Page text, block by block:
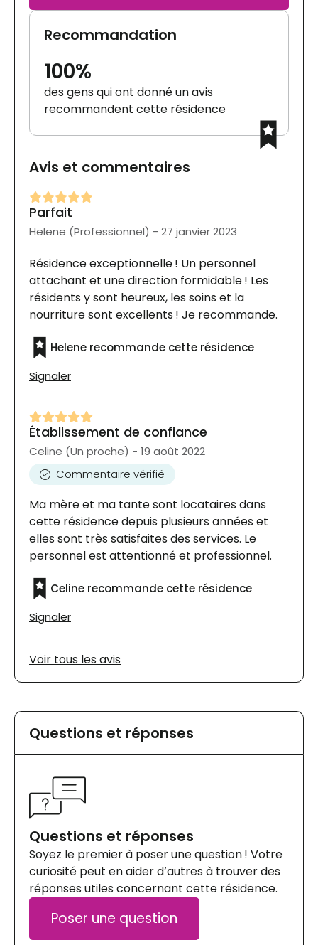
Recommandation
100%
des gens qui ont donné un avis
recommandent cette résidence
Avis et commentaires
Parfait
Helene (Professionnel) - 27 janvier 2023
Résidence exceptionnelle ! Un personnel
attachant et une direction formidable ! Les
résidents y sont heureux, les soins et la
nourriture sont excellents ! Je recommande.
Helene recommande cette résidence
Signaler
Établissement de confiance
Celine (Un proche) - 19 août 2022
Commentaire vérifié
Ma mère et ma tante sont locataires dans
cette résidence depuis plusieurs années et
elles sont très satisfaites des services. Le
personnel est attentionné et professionnel.
Celine recommande cette résidence
Signaler
Voir tous les avis
Questions et réponses
Questions et réponses
Soyez le premier à poser une question ! Votre
curiosité peut en aider d’autres à trouver des
réponses utiles concernant cette résidence.
Poser une question